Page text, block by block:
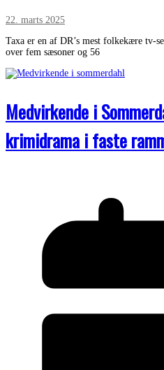
22. marts 2025
Taxa er en af DR’s mest folkekære tv-
over fem sæsoner og 56
Medvirkende i
krimidrama i faste